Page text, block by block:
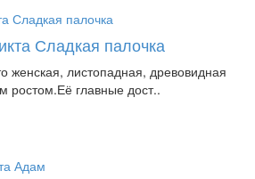
Сладкая палочка
женская, листопадная, древовидная
ростом.Её главные дост..